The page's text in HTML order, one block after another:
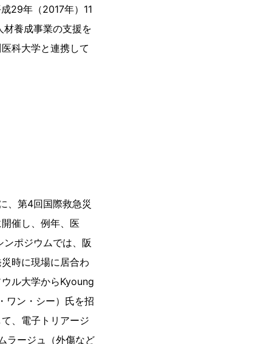
29年（2017年）11
養成事業の支援を
科大学と連携して
、第4回国際救急災
催し、例年、医
ポジウムでは、阪
時に現場に居合わ
ル大学からKyoung
ワン・シー）氏を招
、電子トリアージ
ラージュ（外傷など